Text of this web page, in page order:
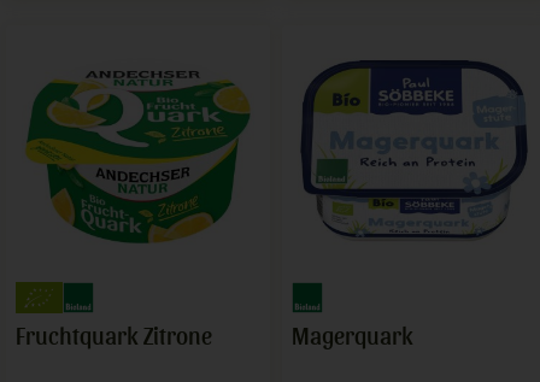
Fruchtquark Zitrone Magerquark